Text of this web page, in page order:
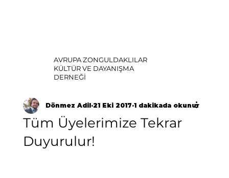
AVRUPA ZONGULDAKLILAR
KÜLTÜR VE DAYANIŞMA
DERNEĞİ
Tüm Üyelerimize Tekrar
Duyurulur!
Dönmez Adil 21 Eki 2017 1 dakikada okunur